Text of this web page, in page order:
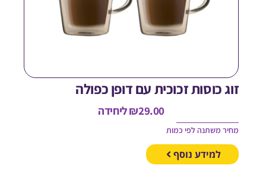
כוסות זכוכית עם דופן כפולה
₪ליחידה
משתנה לפי כמות
למידע נוסף